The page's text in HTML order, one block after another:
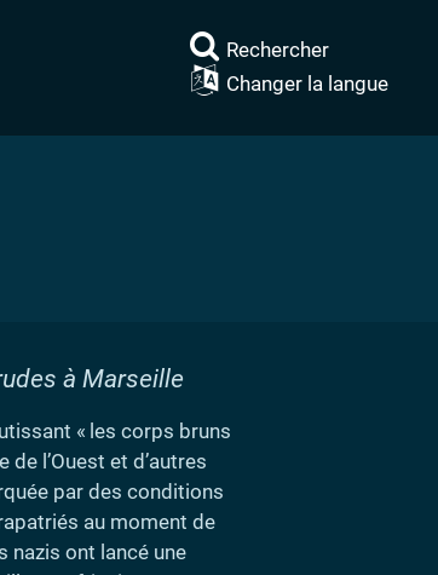
Rechercher
Changer la langue
à Marseille
« les corps bruns
l’Ouest et d’autres
par des conditions
au moment de
nazis ont lancé une